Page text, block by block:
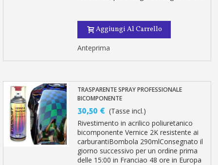
Aggiungi Al Carrello
Anteprima
TRASPARENTE SPRAY PROFESSIONALE
BICOMPONENTE
30,50 € (Tasse incl.)
Rivestimento in acrilico poliuretanico
bicomponente Vernice 2K resistente ai
carburantiBombola 290mlConsegnato il
giorno successivo per un ordine prima
delle 15:00 in Franciao 48 ore in Europa